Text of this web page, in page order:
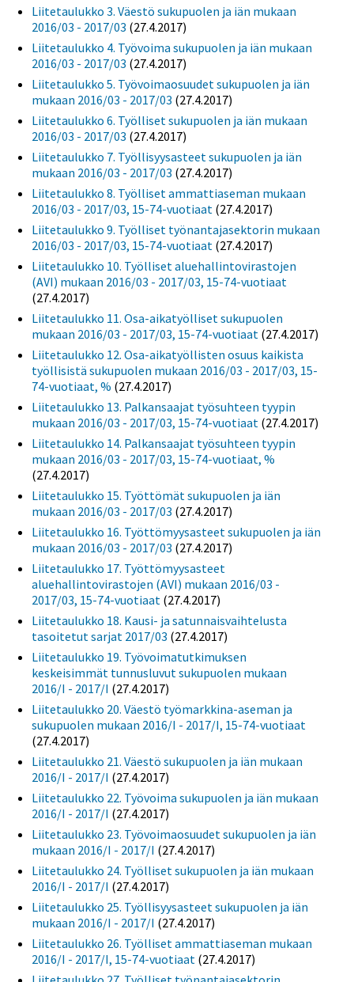
Liitetaulukko 3. Väestö sukupuolen ja iän mukaan
2016/03 - 2017/03 (27.4.2017)
Liitetaulukko 4. Työvoima sukupuolen ja iän mukaan
2016/03 - 2017/03 (27.4.2017)
Liitetaulukko 5. Työvoimaosuudet sukupuolen ja iän
mukaan 2016/03 - 2017/03 (27.4.2017)
Liitetaulukko 6. Työlliset sukupuolen ja iän mukaan
2016/03 - 2017/03 (27.4.2017)
Liitetaulukko 7. Työllisyysasteet sukupuolen ja iän
mukaan 2016/03 - 2017/03 (27.4.2017)
Liitetaulukko 8. Työlliset ammattiaseman mukaan
2016/03 - 2017/03, 15-74-vuotiaat (27.4.2017)
Liitetaulukko 9. Työlliset työnantajasektorin mukaan
2016/03 - 2017/03, 15-74-vuotiaat (27.4.2017)
Liitetaulukko 10. Työlliset aluehallintovirastojen
(AVI) mukaan 2016/03 - 2017/03, 15-74-vuotiaat
(27.4.2017)
Liitetaulukko 11. Osa-aikatyölliset sukupuolen
mukaan 2016/03 - 2017/03, 15-74-vuotiaat (27.4.2017)
Liitetaulukko 12. Osa-aikatyöllisten osuus kaikista
työllisistä sukupuolen mukaan 2016/03 - 2017/03, 15-
74-vuotiaat, % (27.4.2017)
Liitetaulukko 13. Palkansaajat työsuhteen tyypin
mukaan 2016/03 - 2017/03, 15-74-vuotiaat (27.4.2017)
Liitetaulukko 14. Palkansaajat työsuhteen tyypin
mukaan 2016/03 - 2017/03, 15-74-vuotiaat, %
(27.4.2017)
Liitetaulukko 15. Työttömät sukupuolen ja iän
mukaan 2016/03 - 2017/03 (27.4.2017)
Liitetaulukko 16. Työttömyysasteet sukupuolen ja iän
mukaan 2016/03 - 2017/03 (27.4.2017)
Liitetaulukko 17. Työttömyysasteet
aluehallintovirastojen (AVI) mukaan 2016/03 -
2017/03, 15-74-vuotiaat (27.4.2017)
Liitetaulukko 18. Kausi- ja satunnaisvaihtelusta
tasoitetut sarjat 2017/03 (27.4.2017)
Liitetaulukko 19. Työvoimatutkimuksen
keskeisimmät tunnusluvut sukupuolen mukaan
2016/I - 2017/I (27.4.2017)
Liitetaulukko 20. Väestö työmarkkina-aseman ja
sukupuolen mukaan 2016/I - 2017/I, 15-74-vuotiaat
(27.4.2017)
Liitetaulukko 21. Väestö sukupuolen ja iän mukaan
2016/I - 2017/I (27.4.2017)
Liitetaulukko 22. Työvoima sukupuolen ja iän mukaan
2016/I - 2017/I (27.4.2017)
Liitetaulukko 23. Työvoimaosuudet sukupuolen ja iän
mukaan 2016/I - 2017/I (27.4.2017)
Liitetaulukko 24. Työlliset sukupuolen ja iän mukaan
2016/I - 2017/I (27.4.2017)
Liitetaulukko 25. Työllisyysasteet sukupuolen ja iän
mukaan 2016/I - 2017/I (27.4.2017)
Liitetaulukko 26. Työlliset ammattiaseman mukaan
2016/I - 2017/I, 15-74-vuotiaat (27.4.2017)